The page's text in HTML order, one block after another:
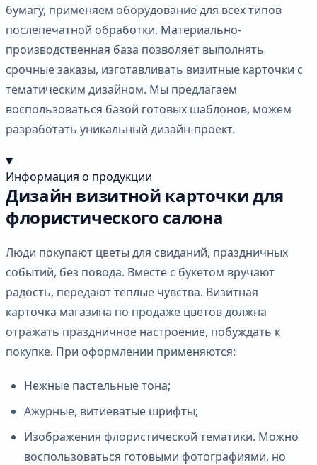
бумагу, применяем оборудование для всех типов
послепечатной обработки. Материально-
производственная база позволяет выполнять
срочные заказы, изготавливать визитные карточки с
тематическим дизайном. Мы предлагаем
воспользоваться базой готовых шаблонов, можем
разработать уникальный дизайн-проект.
Информация о продукции
Дизайн визитной карточки для
флористического салона
Люди покупают цветы для свиданий, праздничных
событий, без повода. Вместе с букетом вручают
радость, передают теплые чувства. Визитная
карточка магазина по продаже цветов должна
отражать праздничное настроение, побуждать к
покупке. При оформлении применяются:
Нежные пастельные тона;
Ажурные, витиеватые шрифты;
Изображения флористической тематики. Можно
воспользоваться готовыми фотографиями, но